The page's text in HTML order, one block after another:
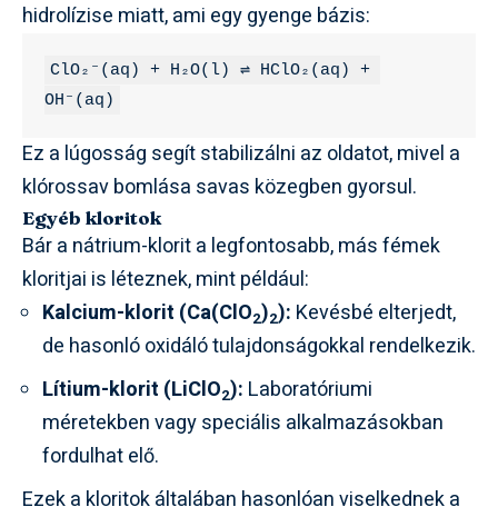
hidrolízise miatt, ami egy gyenge bázis:
ClO₂⁻(aq) + H₂O(l) ⇌ HClO₂(aq) +
OH⁻(aq)
Ez a lúgosság segít stabilizálni az oldatot, mivel a
klórossav bomlása savas közegben gyorsul.
Egyéb kloritok
Bár a nátrium-klorit a legfontosabb, más fémek
kloritjai is léteznek, mint például:
Kalcium-klorit (Ca(ClO2)2): Kevésbé elterjedt,
de hasonló oxidáló tulajdonságokkal rendelkezik.
Lítium-klorit (LiClO2): Laboratóriumi
méretekben vagy speciális alkalmazásokban
fordulhat elő.
Ezek a kloritok általában hasonlóan viselkednek a